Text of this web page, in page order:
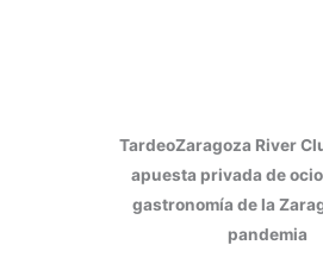
TardeoZaragoza River
apuesta privada de
gastronomía de la
pandemia